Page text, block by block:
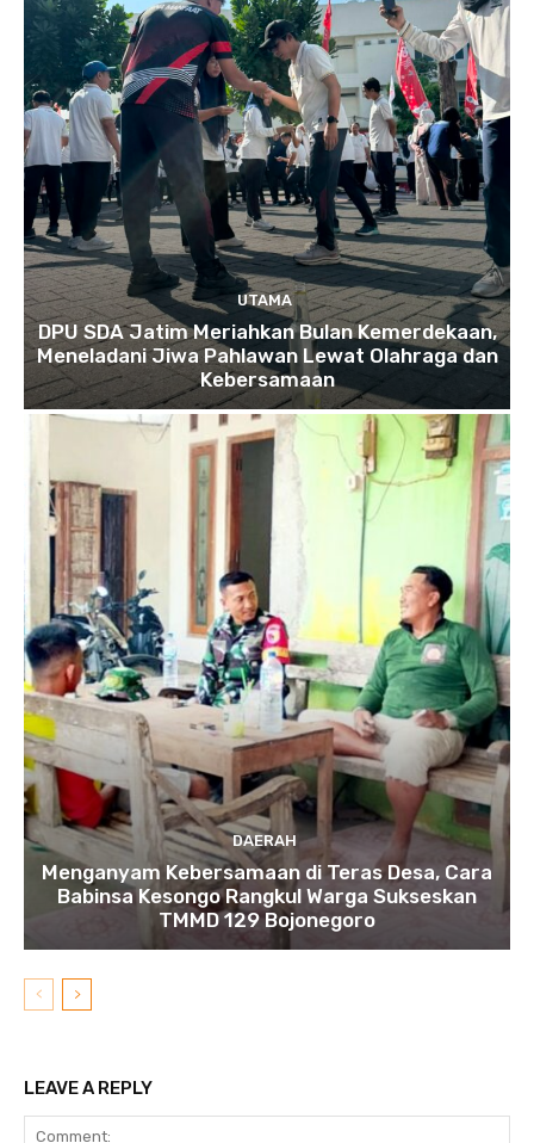
UTAMA
DPU SDA Jatim Meriahkan Bulan Kemerdekaan,
Meneladani Jiwa Pahlawan Lewat Olahraga dan
Kebersamaan
DAERAH
Menganyam Kebersamaan di Teras Desa, Cara
Babinsa Kesongo Rangkul Warga Sukseskan
TMMD 129 Bojonegoro
LEAVE A REPLY